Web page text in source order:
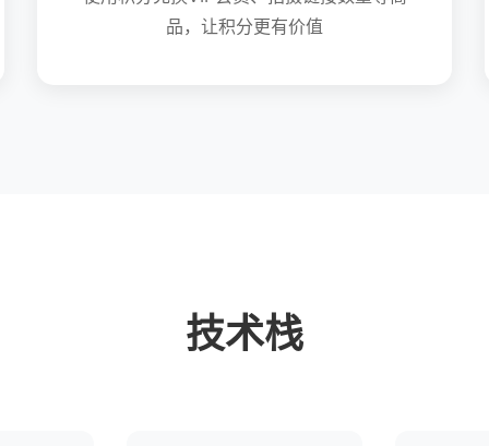
品，让积分更有价值
技术栈